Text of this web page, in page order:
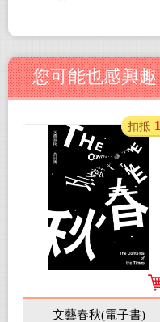
您可能也感興趣
文藝春秋(電子書)
扣抵 1